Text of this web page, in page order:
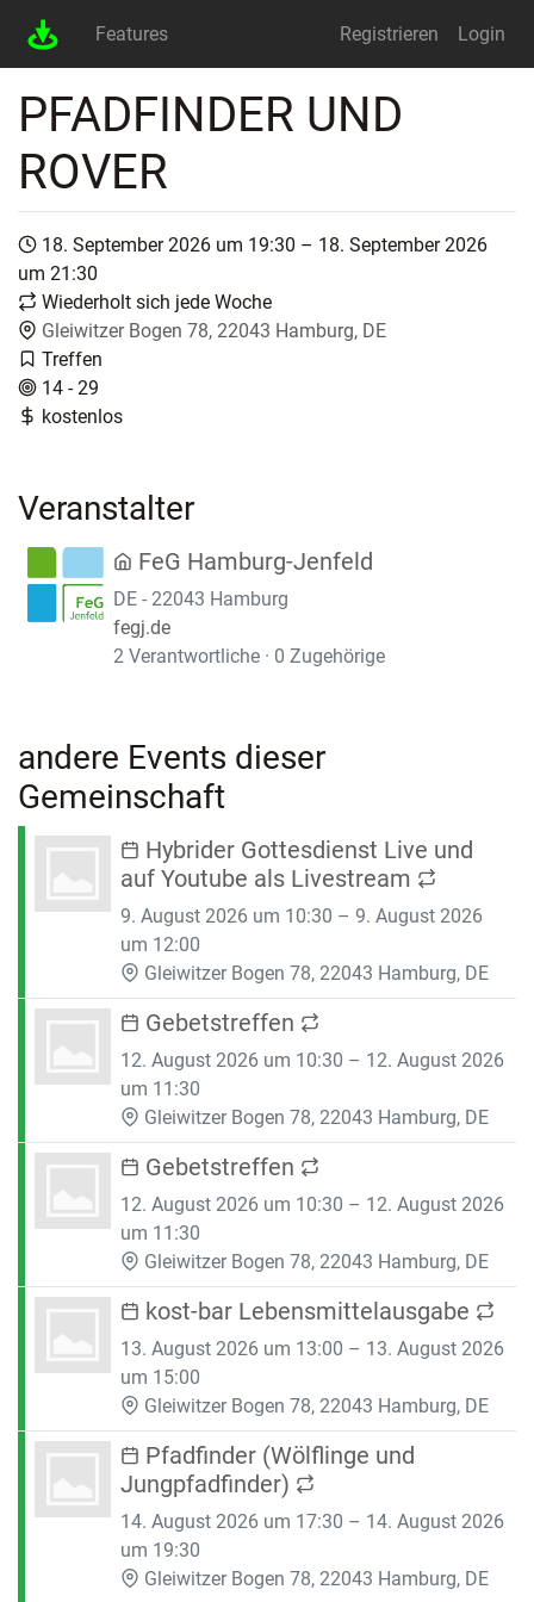
Features Registrieren Login
PFADFINDER UND
ROVER
18. September 2026 um 19:30 – 18. September 2026
um 21:30
Wiederholt sich jede Woche
Gleiwitzer Bogen 78, 22043 Hamburg, DE
Treffen
14 - 29
kostenlos
Veranstalter
FeG Hamburg-Jenfeld
DE - 22043 Hamburg
fegj.de
2 Verantwortliche · 0 Zugehörige
andere Events dieser
Gemeinschaft
Hybrider Gottesdienst Live und
auf Youtube als Livestream
9. August 2026 um 10:30 – 9. August 2026
um 12:00
Gleiwitzer Bogen 78, 22043 Hamburg, DE
Gebetstreffen
12. August 2026 um 10:30 – 12. August 2026
um 11:30
Gleiwitzer Bogen 78, 22043 Hamburg, DE
Gebetstreffen
12. August 2026 um 10:30 – 12. August 2026
um 11:30
Gleiwitzer Bogen 78, 22043 Hamburg, DE
kost-bar Lebensmittelausgabe
13. August 2026 um 13:00 – 13. August 2026
um 15:00
Gleiwitzer Bogen 78, 22043 Hamburg, DE
Pfadfinder (Wölflinge und
Jungpfadfinder)
14. August 2026 um 17:30 – 14. August 2026
um 19:30
Gleiwitzer Bogen 78, 22043 Hamburg, DE